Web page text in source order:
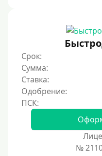
Для иностранных
Для граждан СНГ
Сумма (рублей)
100 руб
300 руб
Срок:
Сумма:
Ставка:
Одобрение:
№